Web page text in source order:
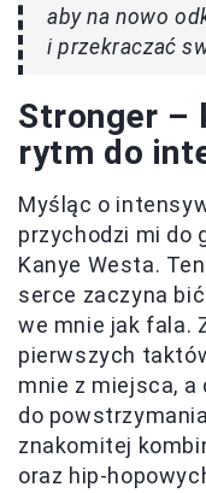
aby na nowo
i przekraczać
Stronger –
rytm do
Myśląc o
przychodzi mi do
Kanye Westa.
serce zaczyna
we mnie jak fala.
pierwszych
mnie z miejsca,
do
znakomitej
oraz hip-